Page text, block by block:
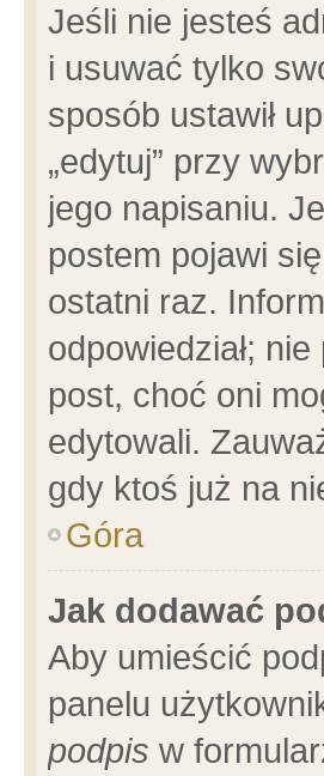
Jeśli nie jesteś
i usuwać tylko
sposób ustawił
„edytuj” przy
jego napisaniu.
postem pojawi
ostatni raz.
odpowiedział;
post, choć oni
edytowali.
gdy ktoś już na
Góra
Jak dodawać
Aby umieścić
panelu
podpis w